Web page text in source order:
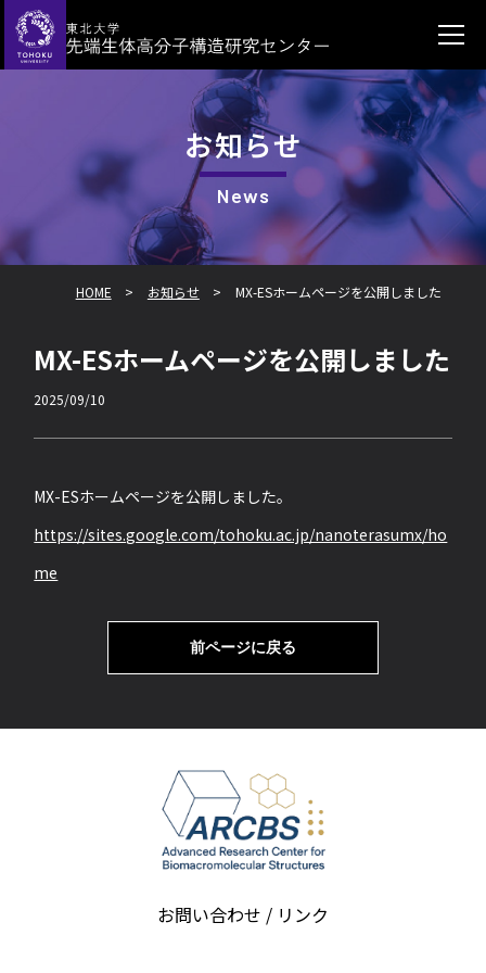
HOME
お知らせ
活動内容
メンバー
MX-ES利
ンク
イン
お知らせ
News
HOME > お知らせ > MX-ESホームページを公開しました
MX-ESホームページを公開しました
2025/09/10
MX-ESホームページを公開しました。
https://sites.google.com/tohoku.ac.jp/nanoterasumx/ho
me
前ページに戻る
お問い合わせ / リンク